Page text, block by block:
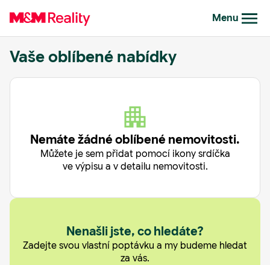
Menu
Vaše oblíbené nabídky
Nemáte žádné oblíbené nemovitosti.
Můžete je sem přidat pomocí ikony srdíčka
ve výpisu a v detailu nemovitosti.
Nenašli jste, co hledáte?
Zadejte svou vlastní poptávku a my budeme hledat
za vás.